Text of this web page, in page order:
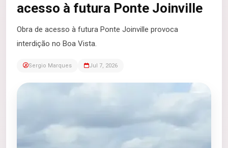
acesso à futura Ponte Joinville
Obra de acesso à futura Ponte Joinville provoca
interdição no Boa Vista.
Sergio Marques Jul 7, 2026